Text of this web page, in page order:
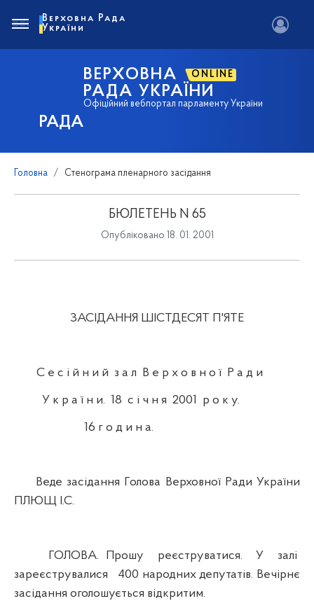
РАДА
ВЕРХОВНА ONLINE
РАДА УКРАЇНИ
Офіційний вебпортал парламенту України
Верховна Рада
України
Головна Стенограма пленарного засідання
БЮЛЕТЕНЬ N 65
Опубліковано 18. 01. 2001
ЗАСІДАННЯ ШІСТДЕСЯТ П'ЯТЕ
С е с і й н и й з а л В е р х о в н о ї Р а д и
У к р а ї н и. 18 с і ч н я 2001 р о к у.
16 г о д и н а.
Веде засідання Голова Верховної Ради України
ПЛЮЩ І.С.
ГОЛОВА. Прошу реєструватися. У залі
зареєструвалися 400 народних депутатів. Вечірнє
засідання оголошується відкритим.